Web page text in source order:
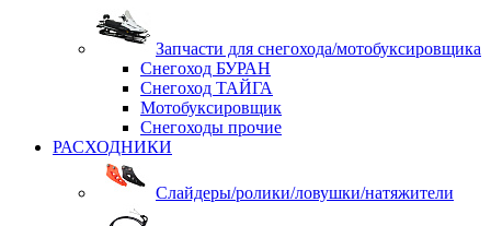
Запчасти для снегохода/мотобуксировщика
Снегоход БУРАН
Снегоход ТАЙГА
Мотобуксировщик
Снегоходы прочие
РАСХОДНИКИ
Слайдеры/ролики/ловушки/натяжители